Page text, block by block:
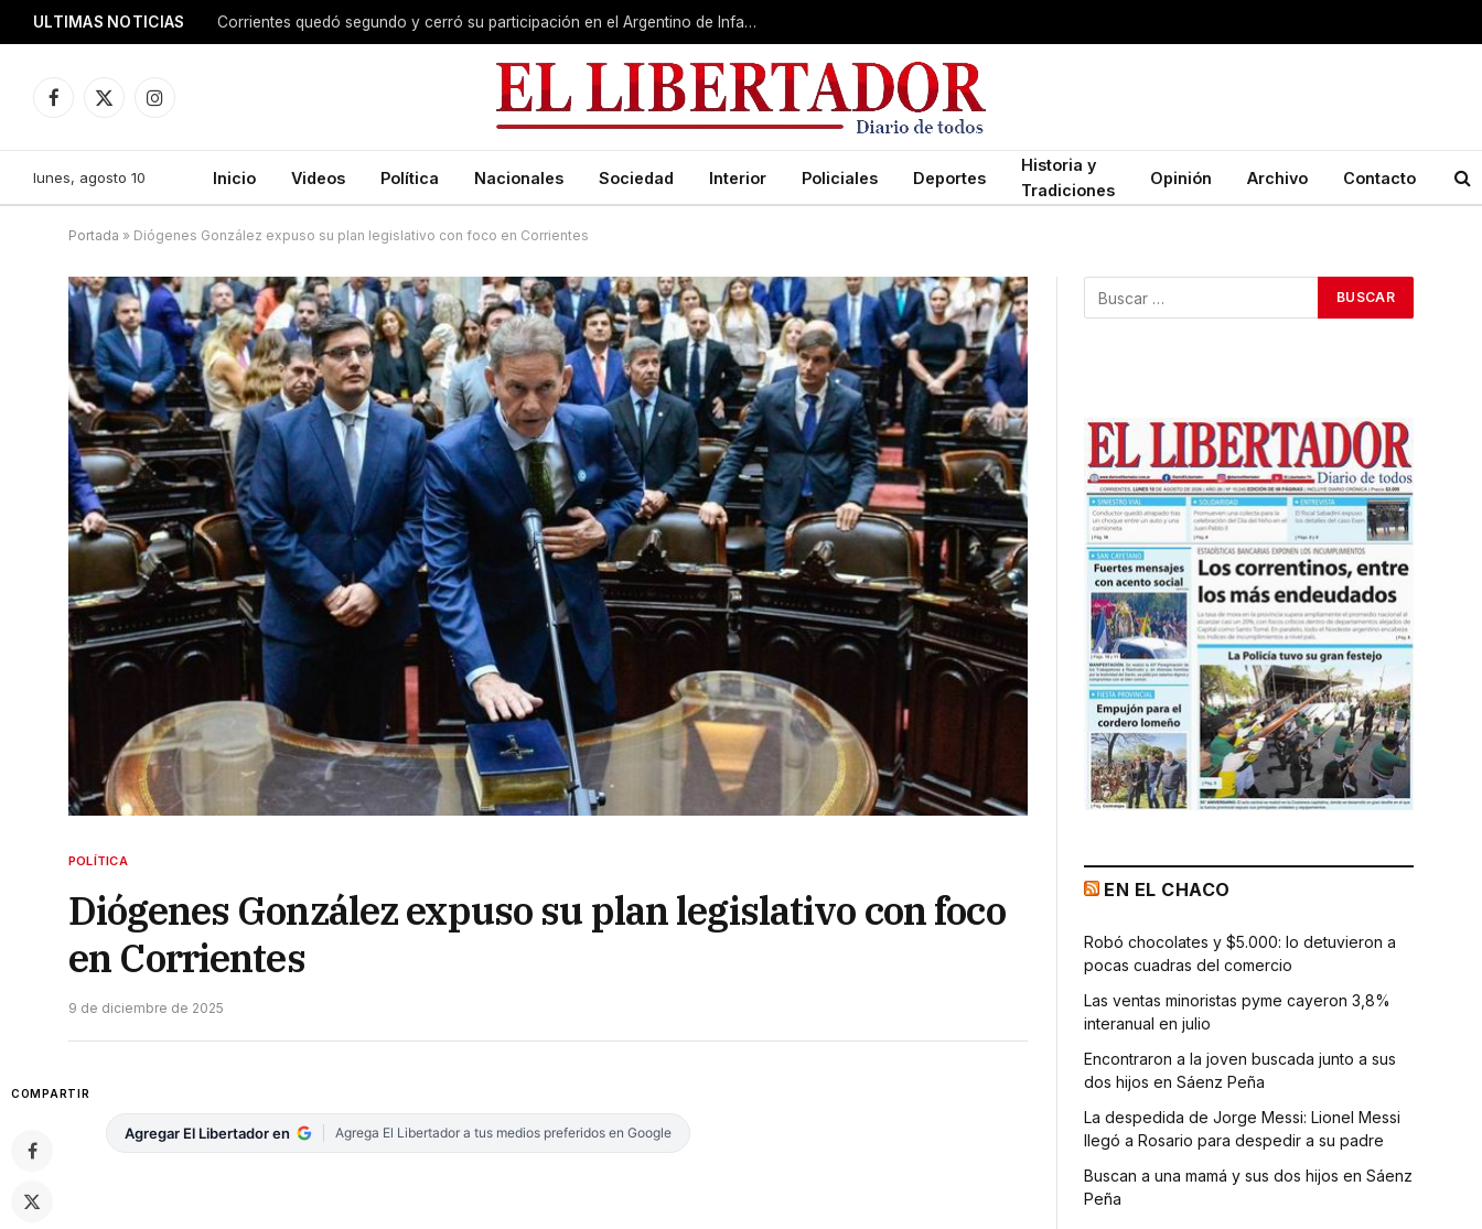
ULTIMAS NOTICIAS Corrientes quedó segundo y cerró su participación en el Argentino de Infantiles masculino
Facebook
X
Instagram
lunes, agosto 10 Inicio Videos Política Nacionales Sociedad Interior Policiales Deportes
Historia y
Tradiciones
Opinión Archivo Contacto
Portada » Diógenes González expuso su plan legislativo con foco en Corrientes
POLÍTICA
Diógenes González expuso su plan legislativo con foco
en Corrientes
9 de diciembre de 2025
COMPARTIR
Agregar El Libertador en Agrega El Libertador a tus medios preferidos en Google
EN EL CHACO
Robó chocolates y $5.000: lo detuvieron a
pocas cuadras del comercio
Las ventas minoristas pyme cayeron 3,8%
interanual en julio
Encontraron a la joven buscada junto a sus
dos hijos en Sáenz Peña
La despedida de Jorge Messi: Lionel Messi
llegó a Rosario para despedir a su padre
Buscan a una mamá y sus dos hijos en Sáenz
Peña